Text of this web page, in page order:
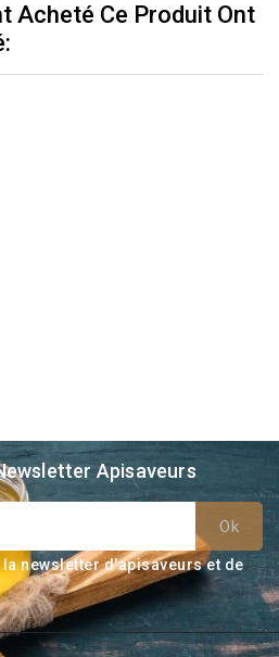
Acheté Ce Produit Ont
Apisaveurs
newsletter d'apisaveurs et de